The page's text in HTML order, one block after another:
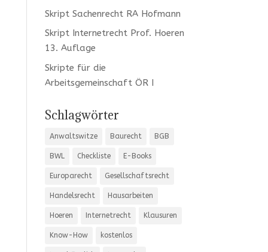
Skript Sachenrecht RA Hofmann
Skript Internetrecht Prof. Hoeren
13. Auflage
Skripte für die
Arbeitsgemeinschaft ÖR I
Schlagwörter
Anwaltswitze Baurecht BGB
BWL Checkliste E-Books
Europarecht Gesellschaftsrecht
Handelsrecht Hausarbeiten
Hoeren Internetrecht Klausuren
Know-How kostenlos